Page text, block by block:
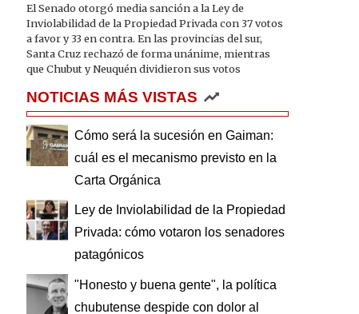
El Senado otorgó media sanción a la Ley de
Inviolabilidad de la Propiedad Privada con 37 votos
a favor y 33 en contra. En las provincias del sur,
Santa Cruz rechazó de forma unánime, mientras
que Chubut y Neuquén dividieron sus votos
NOTICIAS MÁS VISTAS
Cómo será la sucesión en Gaiman:
cuál es el mecanismo previsto en la
Carta Orgánica
Ley de Inviolabilidad de la Propiedad
Privada: cómo votaron los senadores
patagónicos
"Honesto y buena gente", la política
chubutense despide con dolor al